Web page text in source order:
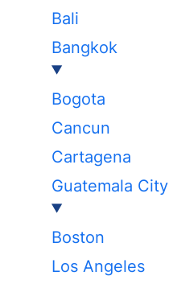
Bali
Bangkok
Bogota
Cancun
Cartagena
Guatemala City
Boston
Los Angeles